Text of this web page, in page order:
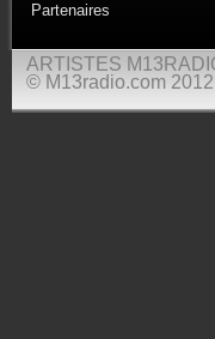
Partenaires
ARTISTES
© M13radio.com